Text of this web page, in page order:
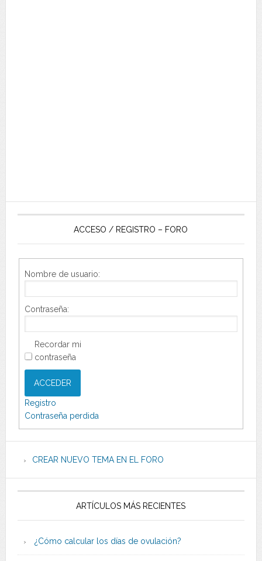
ACCESO / REGISTRO – FORO
Nombre de usuario:
Contraseña:
Recordar mi
contraseña
ACCEDER
Registro
Contraseña perdida
CREAR NUEVO TEMA EN EL FORO
ARTÍCULOS MÁS RECIENTES
¿Cómo calcular los días de ovulación?